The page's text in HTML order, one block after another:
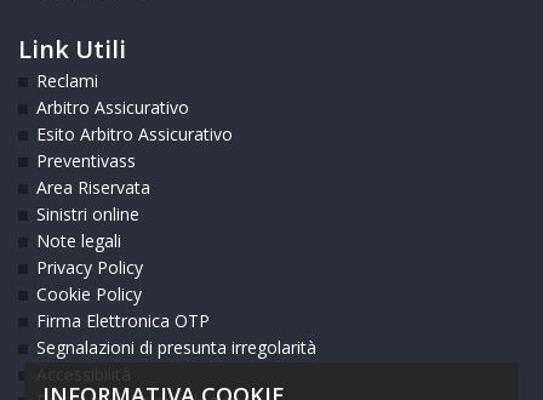
Link Utili
Reclami
Arbitro Assicurativo
Esito Arbitro Assicurativo
Preventivass
Area Riservata
Sinistri online
Note legali
Privacy Policy
Cookie Policy
Firma Elettronica OTP
Segnalazioni di presunta irregolarità